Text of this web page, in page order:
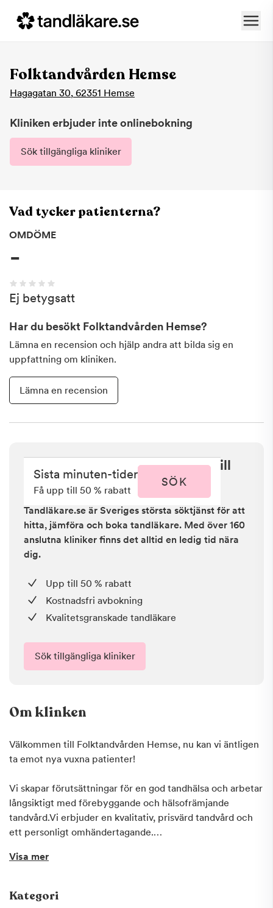
Folktandvården Hemse
Hagagatan 30, 62351 Hemse
Kliniken erbjuder inte onlinebokning
Sök tillgängliga kliniker
Vad tycker patienterna?
OMDÖME
-
Ej betygsatt
Har du besökt Folktandvården Hemse?
Lämna en recension och hjälp andra att bilda sig en
uppfattning om kliniken.
Lämna en recension
Sista minuten i Hemse - få upp till
50 % rabatt
Tandläkare.se är Sveriges största söktjänst för att
hitta, jämföra och boka tandläkare. Med över 160
anslutna kliniker finns det alltid en ledig tid nära
dig.
Upp till 50 % rabatt
Kostnadsfri avbokning
Kvalitetsgranskade tandläkare
Sök tillgängliga kliniker
Sista minuten-tider
Få upp till 50 % rabatt
SÖK
Om klinken
Välkommen till Folktandvården Hemse, nu kan vi äntligen
ta emot nya vuxna patienter!
Vi skapar förutsättningar för en god tandhälsa och arbetar
långsiktigt med förebyggande och hälsofrämjande
tandvård.Vi erbjuder en kvalitativ, prisvärd tandvård och
ett personligt omhändertagande.
Vi finns när du behöver oss.
Visa mer
Kategori